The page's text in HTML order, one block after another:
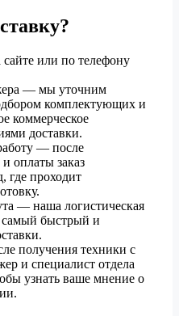
или по телефону
— мы уточним
комплектующих и
коммерческое
доставки.
— после
оплаты заказ
где проходит
— наша логистическая
самый быстрый и
получения техники с
и специалист отдела
узнать ваше мнение о